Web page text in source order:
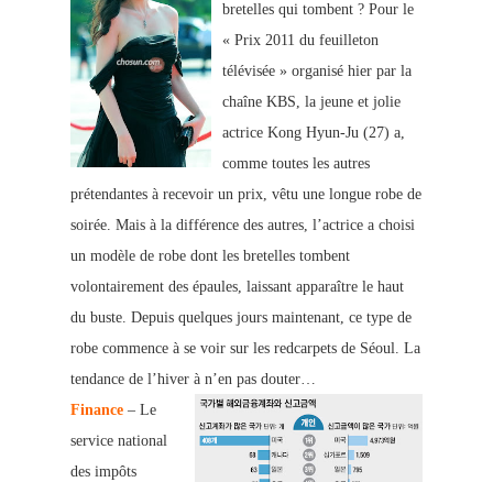
bretelles qui tombent ? Pour le
« Prix 2011 du feuilleton
télévisée » organisé hier par la
chaîne KBS, la jeune et jolie
actrice Kong Hyun-Ju (27) a,
comme toutes les autres
prétendantes à recevoir un prix, vêtu une longue robe de
soirée. Mais à la différence des autres, l’actrice a choisi
un modèle de robe dont les bretelles tombent
volontairement des épaules, laissant apparaître le haut
du buste. Depuis quelques jours maintenant, ce type de
robe commence à se voir sur les redcarpets de Séoul. La
tendance de l’hiver à n’en pas douter…
Finance – Le
service national
des impôts